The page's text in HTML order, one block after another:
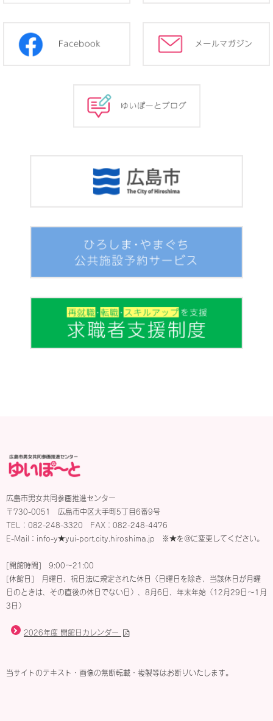
広島市男女共同参画推進センター
〒730-0051 広島市中区大手町5丁目6番9号
TEL：082-248-3320 FAX：082-248-4476
E-Mail：info-y★yui-port.city.hiroshima.jp ※★を@に変更してください。
[開館時間] 9:00〜21:00
[休館日] 月曜日、祝日法に規定された休日（日曜日を除き、当該休日が月曜
日のときは、その直後の休日でない日）、8月6日、年末年始（12月29日～1月
3日）
2026年度 開館日カレンダー
当サイトのテキスト・画像の無断転載・複製等はお断りいたします。